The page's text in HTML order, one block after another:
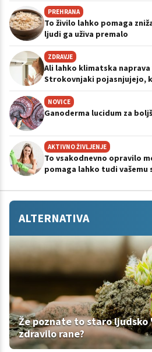
PREHRANA
To živilo lahko pomaga
ljudi ga uživa premalo
ZDRAVJE
Ali lahko klimatska
Strokovnjaki pojasnjujejo,
NOVICE
Ganoderma lucidum za
AKTIVNO ŽIVLJENJE
To vsakodnevno opravilo
pomaga lahko tudi vašemu
ALTERNATIVA
Že poznate to staro
zdravilo rane?